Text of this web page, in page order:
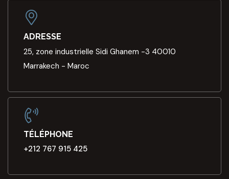
ADRESSE
25, zone industrielle Sidi Ghanem -3 40010
Marrakech - Maroc
TÉLÉPHONE
+212 767 915 425